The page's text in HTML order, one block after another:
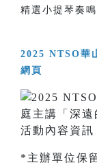
精選小提琴奏鳴
2025 NTSO華
網頁
*主辦單位保